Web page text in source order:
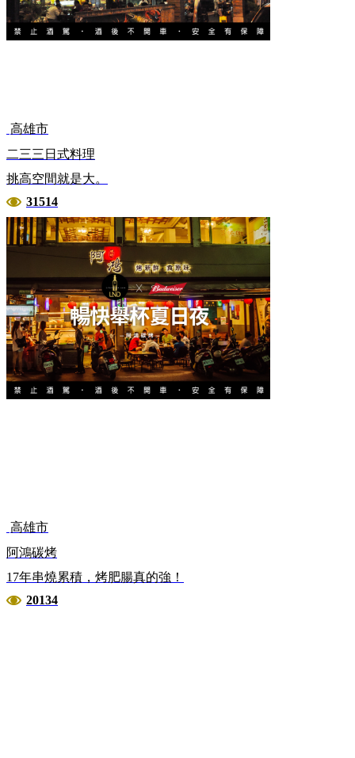
高雄市
二三三日式料理
挑高空間就是大。
31514
高雄市
阿鴻碳烤
17年串燒累積，烤肥腸真的強！
20134